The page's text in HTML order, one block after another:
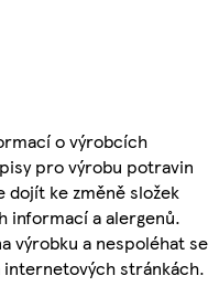
o výrobcích
pro výrobu potravin
dojít ke změně složek
informací a alergenů.
výrobku a nespoléhat se
stránkách.